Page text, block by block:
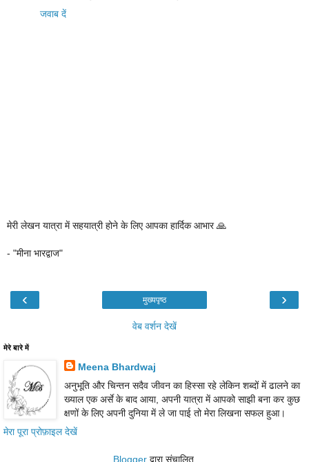
जवाब दें
मेरी लेखन यात्रा में सहयात्री होने के लिए आपका हार्दिक आभार 🙏
- "मीना भारद्वाज"
‹ ›
मुख्यपृष्ठ
वेब वर्शन देखें
मेरे बारे में
Meena Bhardwaj
अनुभूति और चिन्तन सदैव जीवन का हिस्सा रहे लेकिन शब्दों में ढालने का
ख्याल एक अर्से के बाद आया, अपनी यात्रा में आपको साझी बना कर कुछ
क्षणों के लिए अपनी दुनिया में ले जा पाई तो मेरा लिखना सफल हुआ।
मेरा पूरा प्रोफ़ाइल देखें
Bloggerद्वारा संचालित.